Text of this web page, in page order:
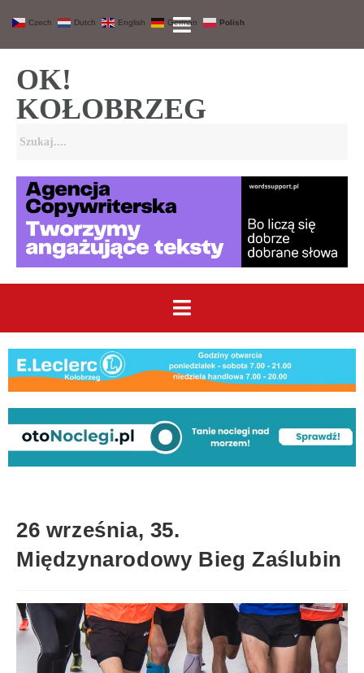
OK!
KOŁOBRZEG
26 września, 35.
Międzynarodowy Bieg Zaślubin
Czech Dutch English German Polish